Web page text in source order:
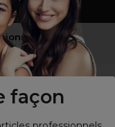
façon
?
!